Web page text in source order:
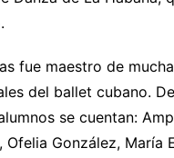
fue maestro de
del ballet cubano.
se cuentan:
Ofelia González, María